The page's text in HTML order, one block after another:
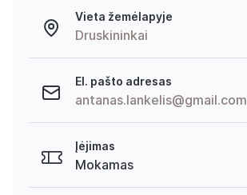
Vieta žemėlapyje
Druskininkai
El. pašto adresas
antanas.lankelis@gmail.com
Įėjimas
Mokamas